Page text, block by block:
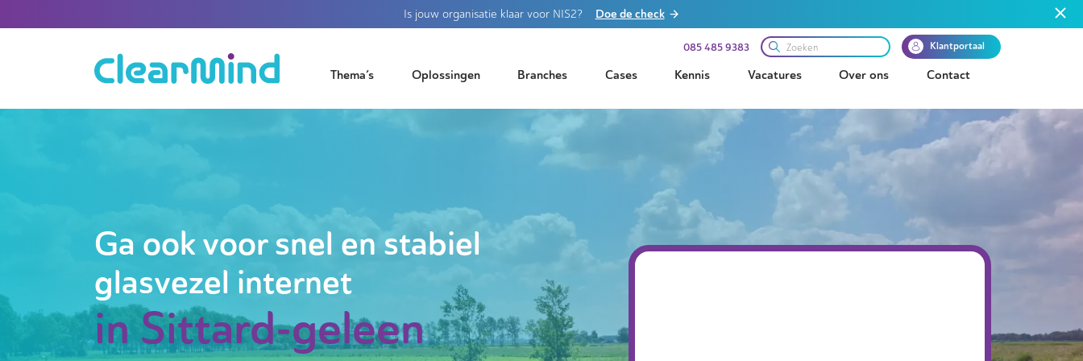
Is jouw organisatie klaar voor NIS2? Doe de check
085 485 9383 Klantportaal
Thema’s Oplossingen Branches Cases Kennis Vacatures Over ons Contact
Ga ook voor snel en stabiel
glasvezel internet
in Sittard-geleen